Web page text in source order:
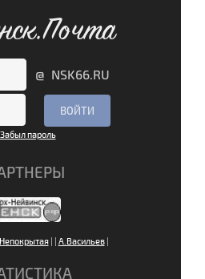
@ NSK66.RU
Забыл пароль
| А.Васильев|